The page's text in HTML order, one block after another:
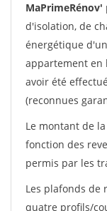
MaPrimeRénov'
d'isolation, de
énergétique
appartement en
avoir été
(reconnues
Le montant de
fonction des
permis par les
Les plafonds de
quatre profils/